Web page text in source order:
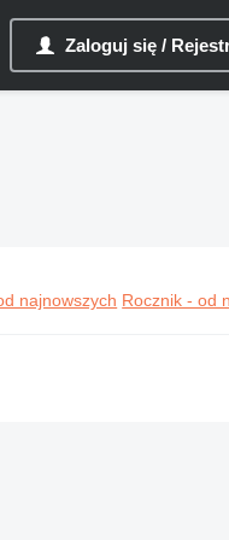
Zaloguj się /
najnowszych Rocznik - od